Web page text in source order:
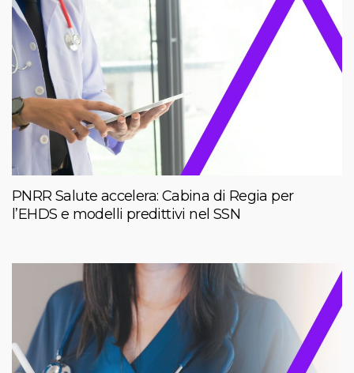
PNRR Salute accelera: Cabina di Regia per
l’EHDS e modelli predittivi nel SSN